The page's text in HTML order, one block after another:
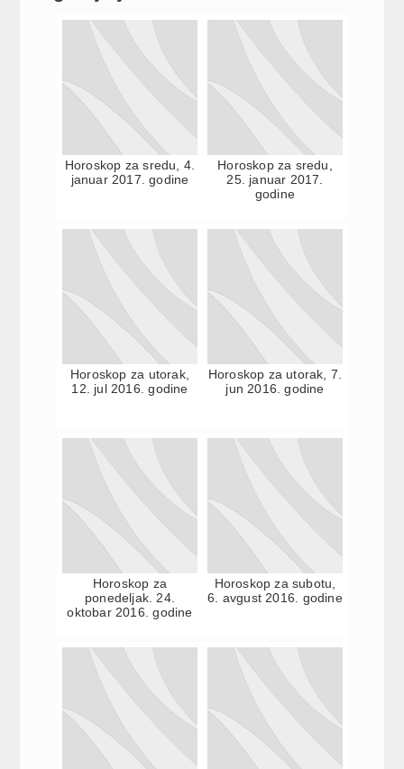
Horoskop za sredu, 4.
januar 2017. godine
Horoskop za sredu,
25. januar 2017.
godine
Horoskop za utorak,
12. jul 2016. godine
Horoskop za utorak, 7.
jun 2016. godine
Horoskop za
ponedeljak. 24.
oktobar 2016. godine
Horoskop za subotu,
6. avgust 2016. godine